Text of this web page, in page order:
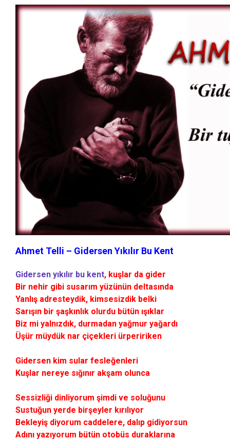
Ahmet Telli – Gidersen Yıkılır Bu Kent
Gidersen yıkılır bu kent, kuşlar da gider
Bir nehir gibi susarım yüzünün deltasında
Yanlış adresteydik, kimsesizdik belki
Sarışın bir şaşkınlık olurdu bütün ışıklar
Biz mi yalnızdık, durmadan yağmur yağardı
Üşür müydük nar çiçekleri ürpeririken
Gidersen kim sular fesleğenleri
Kuşlar nereye sığınır akşam olunca
Sessizliği dinliyorum şimdi ve soluğunu
Sustuğun yerde birşeyler kırılıyor
Bekleyiş diyorum caddelere, dalıp gidiyorsun
Adını yazıyorum bütün otobüs duraklarına